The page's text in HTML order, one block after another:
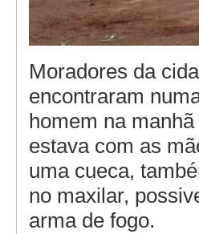
Moradores da
encontraram
homem na
estava com as
uma cueca,
no maxilar,
arma de fogo.